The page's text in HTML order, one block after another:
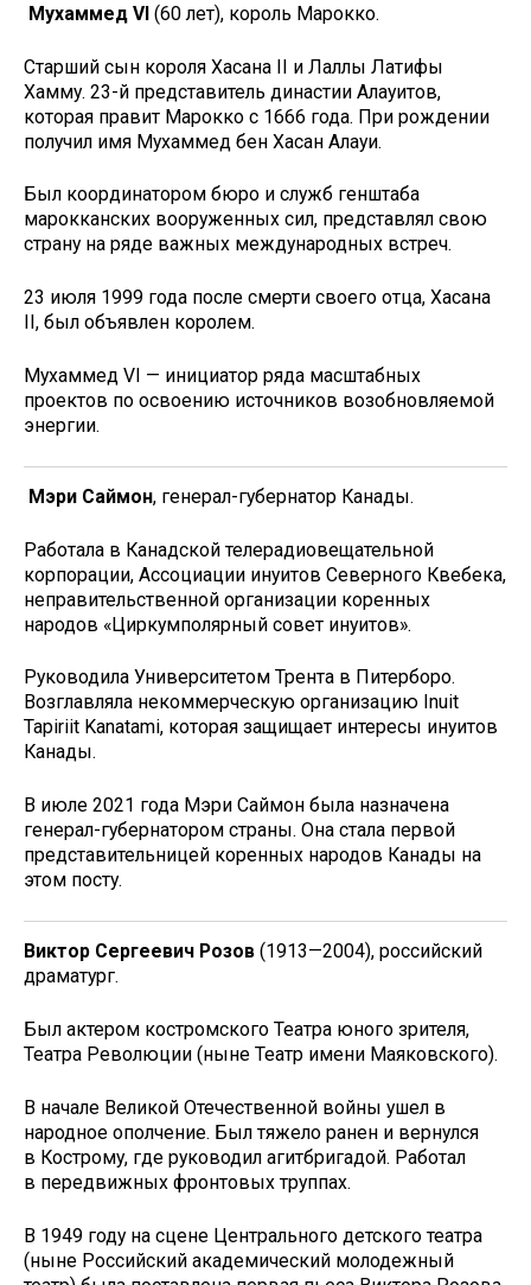
Мухаммед VI (60 лет), король Марокко.
Старший сын короля Хасана II и Лаллы Латифы
Хамму. 23-й представитель династии Алауитов,
которая правит Марокко с 1666 года. При рождении
получил имя Мухаммед бен Хасан Алауи.
Был координатором бюро и служб генштаба
марокканских вооруженных сил, представлял свою
страну на ряде важных международных встреч.
23 июля 1999 года после смерти своего отца, Хасана
II, был объявлен королем.
Мухаммед VI — инициатор ряда масштабных
проектов по освоению источников возобновляемой
энергии.
Мэри Саймон, генерал-губернатор Канады.
Работала в Канадской телерадиовещательной
корпорации, Ассоциации инуитов Северного Квебека,
неправительственной организации коренных
народов «Циркумполярный совет инуитов».
Руководила Университетом Трента в Питерборо.
Возглавляла некоммерческую организацию Inuit
Tapiriit Kanatami, которая защищает интересы инуитов
Канады.
В июле 2021 года Мэри Саймон была назначена
генерал-губернатором страны. Она стала первой
представительницей коренных народов Канады на
этом посту.
Виктор Сергеевич Розов (1913—2004), российский
драматург.
Был актером костромского Театра юного зрителя,
Театра Революции (ныне Театр имени Маяковского).
В начале Великой Отечественной войны ушел в
народное ополчение. Был тяжело ранен и вернулся
в Кострому, где руководил агитбригадой. Работал
в передвижных фронтовых труппах.
В 1949 году на сцене Центрального детского театра
(ныне Российский академический молодежный